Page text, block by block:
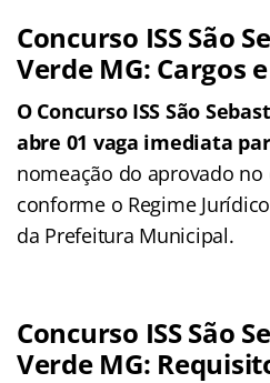
Concurso ISS São
Verde MG: Cargos
O Concurso ISS São
abre 01 vaga imediata
nomeação do aprovado
conforme o Regime
da Prefeitura Municipal.
Concurso ISS São
Verde MG: